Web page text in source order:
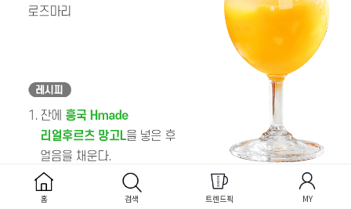
홈 검색 트렌드픽 MY